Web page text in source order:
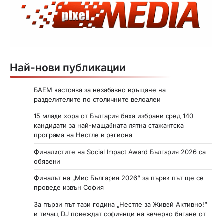
Най-нови публикации
БАЕМ настоява за незабавно връщане на
разделителите по столичните велоалеи
15 млади хора от България бяха избрани сред 140
кандидати за най-мащабната лятна стажантска
програма на Нестле в региона
Финалистите на Social Impact Award България 2026 са
обявени
Финалът на „Мис България 2026“ за първи път ще се
проведе извън София
За първи път тази година „Нестле за Живей Активно!“
и тичащ DJ повеждат софиянци на вечерно бягане от